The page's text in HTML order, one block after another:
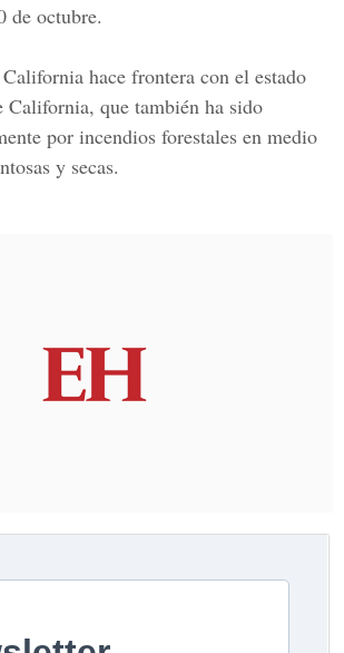
de octubre.
hace frontera con el estado
California, que también ha sido
por incendios forestales en medio
y secas.